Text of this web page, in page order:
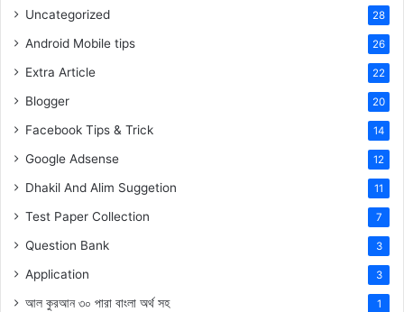
Uncategorized 28
Android Mobile tips 26
Extra Article 22
Blogger 20
Facebook Tips & Trick 14
Google Adsense 12
Dhakil And Alim Suggetion 11
Test Paper Collection 7
Question Bank 3
Application 3
আল কুরআন ৩০ পারা বাংলা অর্থ সহ 1